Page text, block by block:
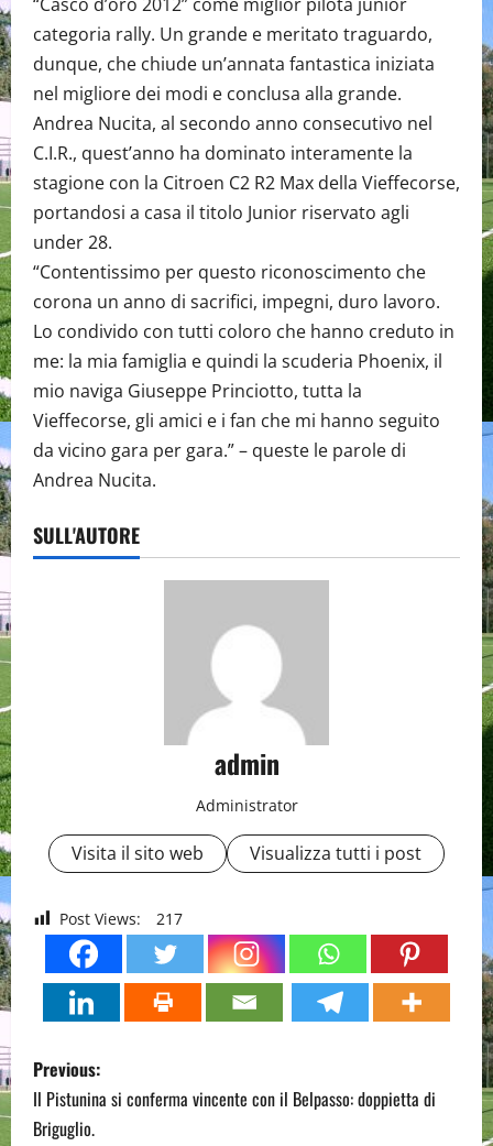
categoria rally. Un grande e meritato traguardo,
dunque, che chiude un’annata fantastica iniziata
nel migliore dei modi e conclusa alla grande.
Andrea Nucita, al secondo anno consecutivo nel
C.I.R., quest’anno ha dominato interamente la
stagione con la Citroen C2 R2 Max della Vieffecorse,
portandosi a casa il titolo Junior riservato agli
under 28.
“Contentissimo per questo riconoscimento che
corona un anno di sacrifici, impegni, duro lavoro.
Lo condivido con tutti coloro che hanno creduto in
me: la mia famiglia e quindi la scuderia Phoenix, il
mio naviga Giuseppe Princiotto, tutta la
Vieffecorse, gli amici e i fan che mi hanno seguito
da vicino gara per gara.” – queste le parole di
Andrea Nucita.
SULL'AUTORE
admin
Administrator
Visita il sito web Visualizza tutti i post
Post Views: 217
P
o
Previous:
Il Pistunina si conferma vincente con il Belpasso: doppietta di
Briguglio.